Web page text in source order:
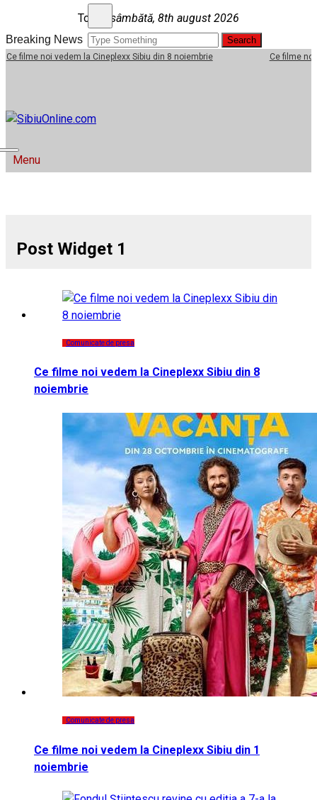
Skip to contentToday sâmbătă, 8th august 2026
Breaking News
la Cineplexx Sibiu din 8 noiembrie Ce filme noi vedem la
… locatii si evenimente din Sibiu!!!
Menu
Search for:
Post Widget 1
Comunicate de presa
Ce filme noi vedem la Cineplexx Sibiu din 8
noiembrie
Comunicate de presa
Ce filme noi vedem la Cineplexx Sibiu din 1
noiembrie